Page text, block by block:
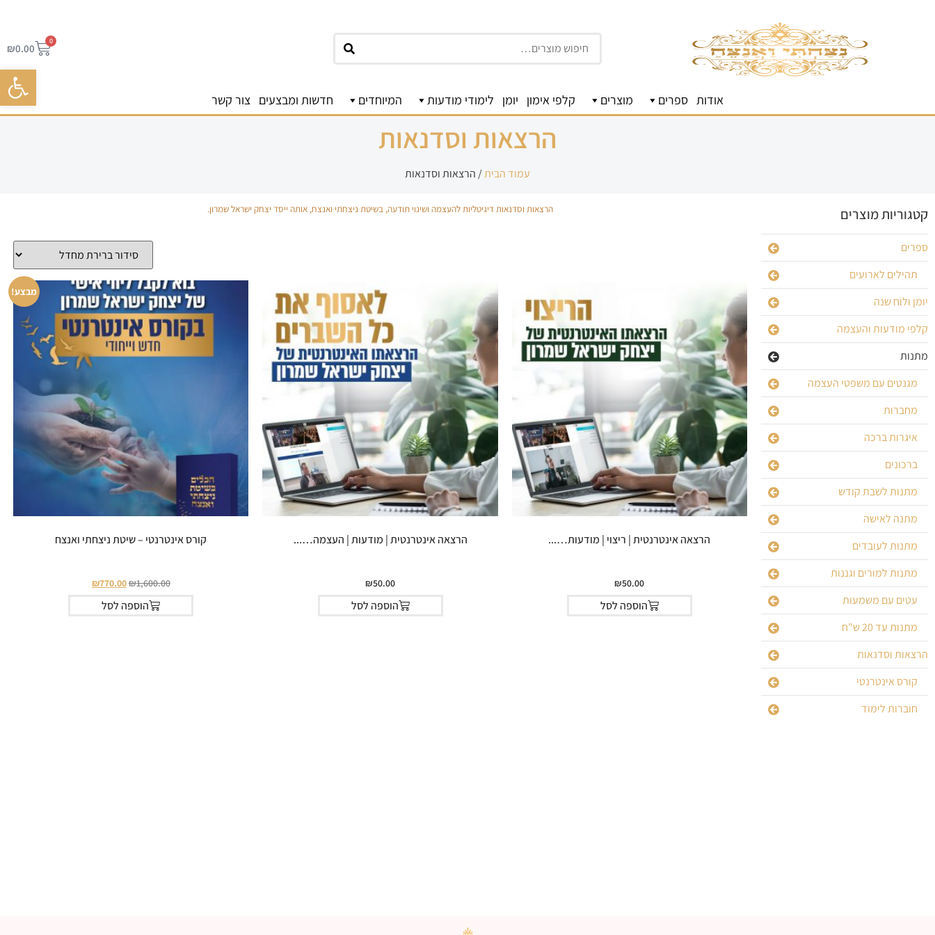
פתח
חיפוש ₪0.00
0
אודות ספרים מוצרים קלפי אימון יומן לימודי מודעות המיוחדים חדשות ומבצעים צור קשר
הרצאות וסדנאות
עמוד הבית/ הרצאות וסדנאות
קטגוריות מוצרים
ספרים
תהילים לארועים
יומן ולוח שנה
קלפי מודעות והעצמה
מתנות
מגנטים עם משפטי העצמה
מחברות
איגרות ברכה
ברכונים
מתנות לשבת קודש
מתנה לאישה
מתנות לעובדים
מתנות למורים וגננות
עטים עם משמעות
מתנות עד 20 ש"ח
הרצאות וסדנאות
קורס אינטרנטי
חוברות לימוד
הרצאות וסדנאות דיגיטליות להעצמה ושינוי תודעה, בשיטת ניצחתי ואנצח, אותה ייסד יצחק ישראל שמרון.
הרצאה אינטרנטית | ריצוי | מודעות…...
₪50.00
הוספה לסל
הרצאה אינטרנטית | מודעות | העצמה…...
₪50.00
הוספה לסל
מבצע!
קורס אינטרנטי – שיטת ניצחתי ואנצח
₪1,600.00
₪770.00
הוספה לסל